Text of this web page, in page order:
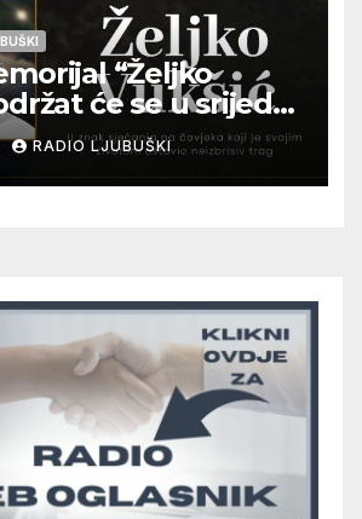
“Željko
će se u srijedu
u Otoku
RADIO LJUBUŠKI